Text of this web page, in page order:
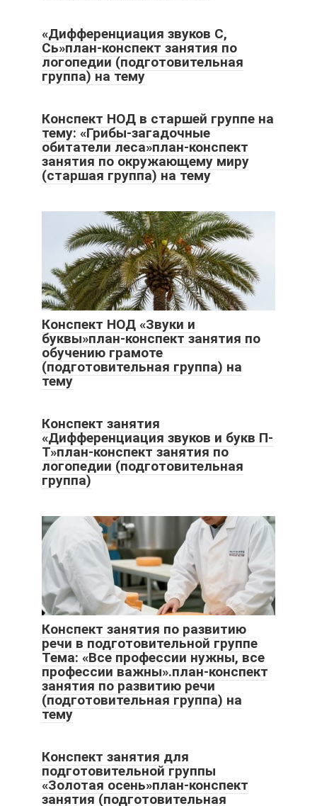
«Дифференциация звуков С,
Сь»план-конспект занятия по
логопедии (подготовительная
группа) на тему
Конспект НОД в старшей группе на
тему: «Грибы-загадочные
обитатели леса»план-конспект
занятия по окружающему миру
(старшая группа) на тему
Конспект НОД «Звуки и
буквы»план-конспект занятия по
обучению грамоте
(подготовительная группа) на
тему
Конспект занятия
«Дифференциация звуков и букв П-
Т»план-конспект занятия по
логопедии (подготовительная
группа)
Конспект занятия по развитию
речи в подготовительной группе
Тема: «Все профессии нужны, все
профессии важны».план-конспект
занятия по развитию речи
(подготовительная группа) на
тему
Конспект занятия для
подготовительной группы
«Золотая осень»план-конспект
занятия (подготовительная